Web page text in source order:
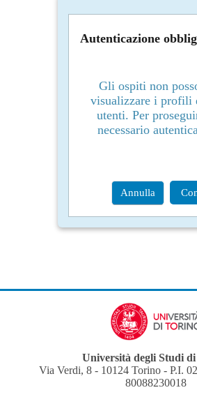
Autenticazione
Gli ospiti non
visualizzare i profili
utenti. Per
necessario
Annulla
Università degli Studi
Via Verdi, 8 - 10124 Torino - P.I.
80088230018